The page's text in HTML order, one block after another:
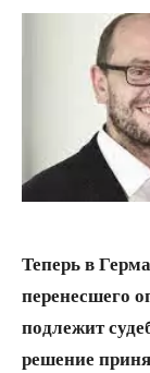
Теперь в
перенесшего
подлежит
решение